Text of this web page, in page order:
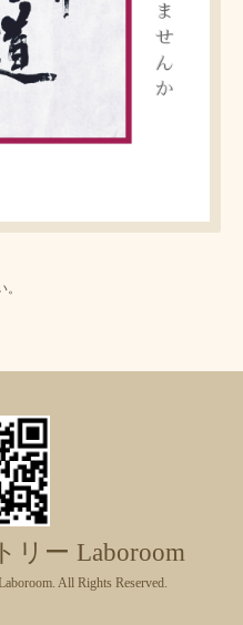
リー Laboroom
. All Rights Reserved.